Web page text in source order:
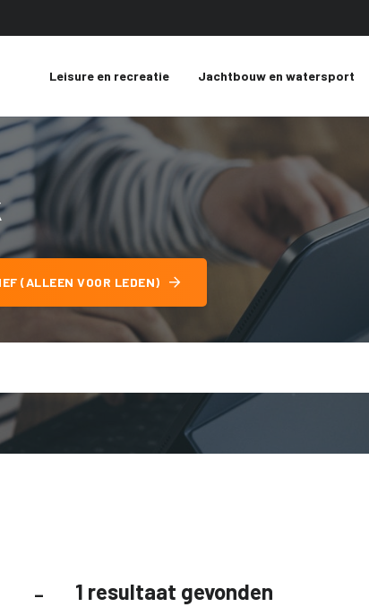
Leisure en recreatie Jachtbouw en watersport
(ALLEEN VOOR LEDEN)
1 resultaat gevonden